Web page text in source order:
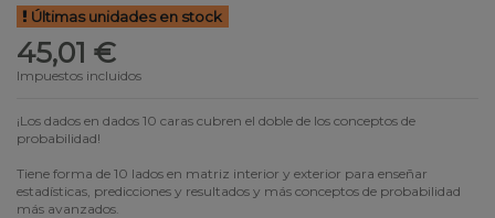
Últimas unidades en stock
45,01 €
Impuestos incluidos
¡Los dados en dados 10 caras cubren el doble de los conceptos de
probabilidad!
Tiene forma de 10 lados en matriz interior y exterior para enseñar
estadísticas, predicciones y resultados y más conceptos de probabilidad
más avanzados.